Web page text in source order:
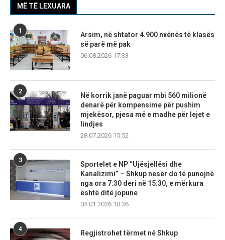
MË TË LEXUARA
1
Arsim, në shtator 4.900 nxënës të klasës
së parë më pak
06.08.2026 17:33
2
Në korrik janë paguar mbi 560 milionë
denarë për kompensime për pushim
mjekësor, pjesa më e madhe për lejet e
lindjes
28.07.2026 15:52
3
Sportelet e NP “Ujësjellësi dhe
Kanalizimi” – Shkup nesër do të punojnë
nga ora 7:30 deri në 15:30, e mërkura
është ditë jopune
05.01.2026 10:36
4
Regjistrohet tërmet në Shkup